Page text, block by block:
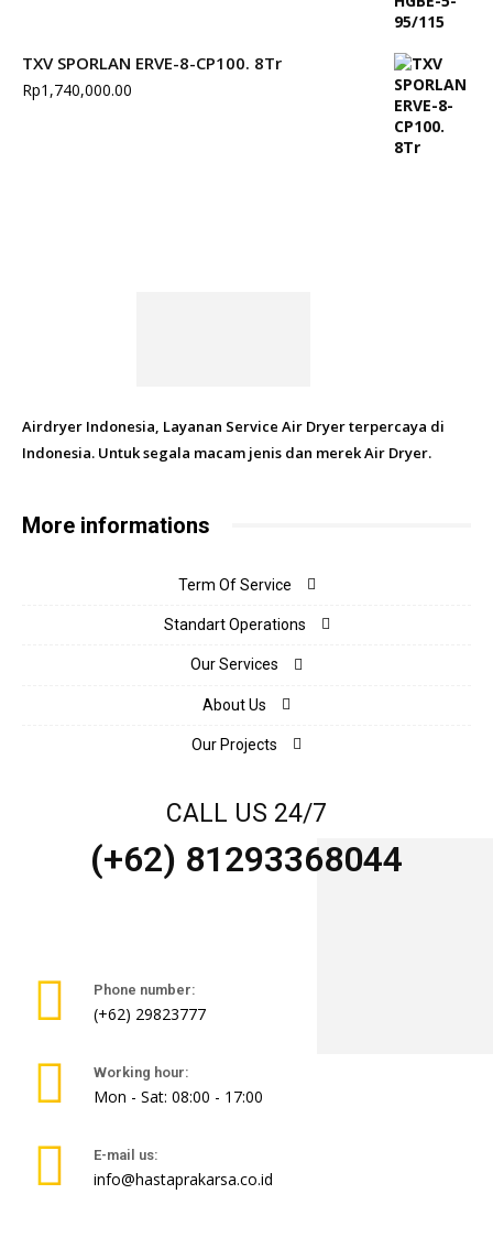
TXV SPORLAN ERVE-8-CP100. 8Tr
Rp1,740,000.00
Airdryer Indonesia, Layanan Service Air Dryer terpercaya di
Indonesia. Untuk segala macam jenis dan merek Air Dryer.
More informations
Term Of Service
Standart Operations
Our Services
About Us
Our Projects
CALL US 24/7
(+62) 81293368044
Phone number:
(+62) 29823777
Working hour:
Mon - Sat: 08:00 - 17:00
E-mail us:
info@hastaprakarsa.co.id